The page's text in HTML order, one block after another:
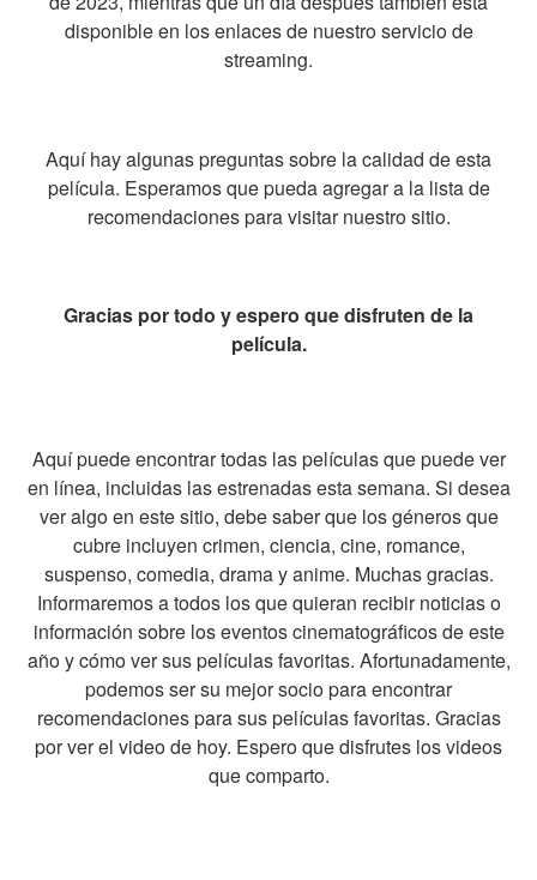
disponible en los enlaces de nuestro servicio de
streaming.
Aquí hay algunas preguntas sobre la calidad de esta
película. Esperamos que pueda agregar a la lista de
recomendaciones para visitar nuestro sitio.
Gracias por todo y espero que disfruten de la
película.
Aquí puede encontrar todas las películas que puede ver
en línea, incluidas las estrenadas esta semana. Si desea
ver algo en este sitio, debe saber que los géneros que
cubre incluyen crimen, ciencia, cine, romance,
suspenso, comedia, drama y anime. Muchas gracias.
Informaremos a todos los que quieran recibir noticias o
información sobre los eventos cinematográficos de este
año y cómo ver sus películas favoritas. Afortunadamente,
podemos ser su mejor socio para encontrar
recomendaciones para sus películas favoritas. Gracias
por ver el video de hoy. Espero que disfrutes los videos
que comparto.